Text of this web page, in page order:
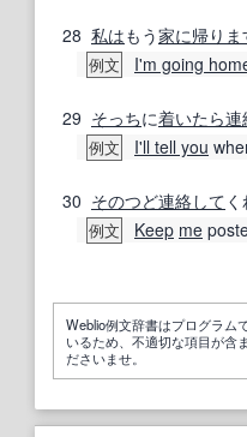
28 私はもう家に帰りま
例文 I'm going
29 そっちに着いたら連
例文 I'll tell you
30 そのつど連絡して
例文 Keep me
Weblio例文辞書はプログラム
いるため、不適切な項目が含
ださいませ。